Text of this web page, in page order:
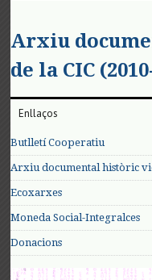
Arxiu
de la CIC
Enllaços
Butlletí Cooperatiu
Arxiu documental històric
Ecoxarxes
Moneda Social-Integralces
Donacions